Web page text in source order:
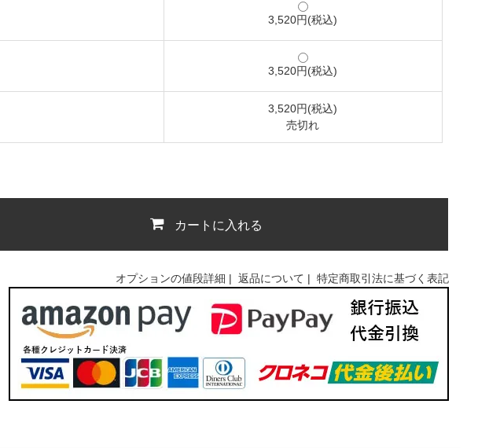
3,520円(税込)
3,520円(税込)
3,520円(税込)
売切れ
カートに入れる
オプションの値段詳細 | 返品について | 特定商取引法に基づく表記